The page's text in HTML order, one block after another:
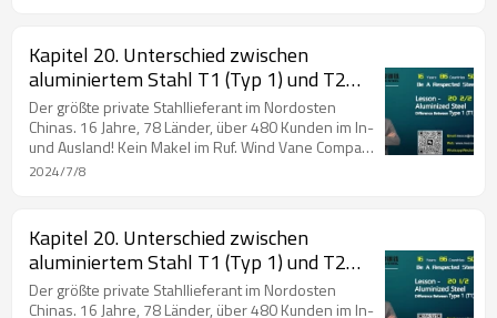
20 Beschichtungsstahllieferanten im Jahr 2019.
Chinas Top 100 Stahlstahllieferanten im Jahr 2020.
Chinas Top 30 Beschichtungsstahllieferanten im Jahr
2021.
Kapitel 20. Unterschied zwischen
aluminiertem Stahl T1 (Typ 1) und T2
(Typ 2) (Teil II)
Der größte private Stahllieferant im Nordosten
Chinas. 16 Jahre, 78 Länder, über 480 Kunden im In-
und Ausland! Kein Makel im Ruf. Wind Vane Company
mit Preis in den Mainstream-Medien. Unternehmen,
Chinese Northeast Steel Structure Union ist. Chinas
Top 20-Lieferanten für beschichteten Stahl im Jahr
2019. Chinas Top 100-Lieferanten für Stahl im Jahr
2020. Chinas Top 30-Lieferanten für beschichteten
2024/7/8
Kapitel 20. Unterschied zwischen
aluminiertem Stahl T1 (Typ 1) und T2
(Typ 2) (Teil I)
Der größte private Stahllieferant im Nordosten
Chinas. 16 Jahre, 78 Länder, über 480 Kunden im In-